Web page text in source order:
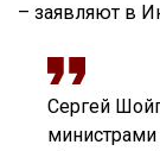
– заявляют в
Сергей